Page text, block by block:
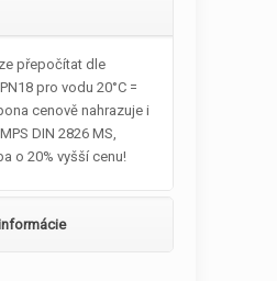
přepočítat dle
pro vodu 20°C =
cenově nahrazuje i
DIN 2826 MS,
o 20% vyšší cenu!